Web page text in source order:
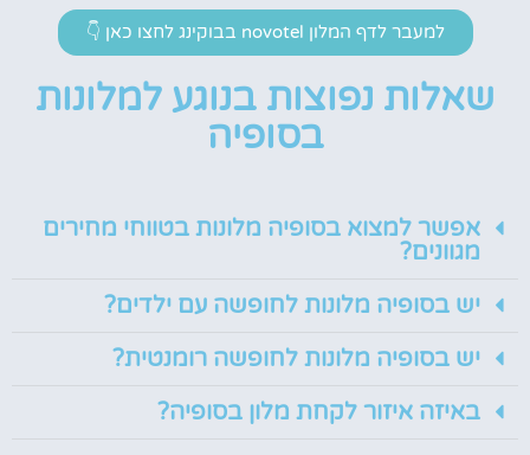
למעבר לדף המלון novotel בבוקינג לחצו כאן 👇
שאלות נפוצות בנוגע למלונות
בסופיה
אפשר למצוא בסופיה מלונות בטווחי מחירים
מגוונים?
יש בסופיה מלונות לחופשה עם ילדים?
יש בסופיה מלונות לחופשה רומנטית?
באיזה איזור לקחת מלון בסופיה?